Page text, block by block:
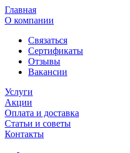
Главная
О компании
Связаться
Сертификаты
Отзывы
Вакансии
Услуги
Акции
Оплата и доставка
Статьи и советы
Контакты